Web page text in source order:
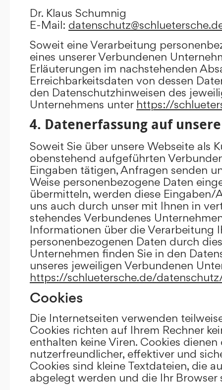
Dr. Klaus Schumnig
E-Mail:
Soweit eine Verarbeitung
eines unserer Verbundenen
Erläuterungen im nachstehenden
Erreichbarkeitsdaten von dessen
den Datenschutzhinweisen des
Unternehmens unter https://
4. Datenerfassung auf
Soweit Sie über unsere Webseite als
obenstehend aufgeführten
Eingaben tätigen, Anfragen senden
Weise personenbezogene Daten
übermitteln, werden diese
uns auch durch unser mit Ihnen in
stehendes Verbundenes
Informationen über die Verarbeitung
personenbezogenen Daten durch
Unternehmen finden Sie in den
unseres jeweiligen Verbundenen
https://schluetersche.de/
Cookies
Die Internetseiten verwenden
Cookies richten auf Ihrem Rechner
enthalten keine Viren. Cookies
nutzerfreundlicher, effektiver und
Cookies sind kleine Textdateien, die
abgelegt werden und die Ihr Browser